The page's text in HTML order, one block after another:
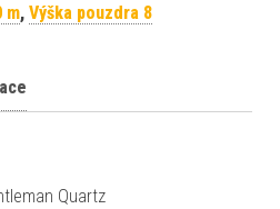
m, Výška pouzdra 8
Quartz